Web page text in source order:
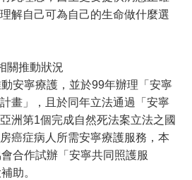
解自己可為自己的生命做什麼選
關推動狀況
安寧療護，並於99年辦理「安寧
畫」，且於同年立法通過「安寧
洲第1個完成自然死法案立法之國
癌症病人所需安寧療護服務，本
合作試辦「安寧共同照護服
助。